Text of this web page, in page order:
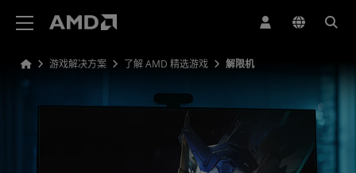
游戏解决方案 了解 AMD 精选游戏 解限机